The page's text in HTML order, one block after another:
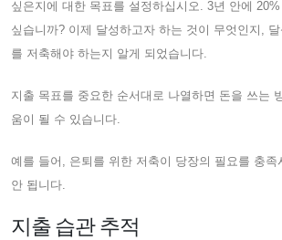
싶은지에 대한 목표를 설정하십시오. 3년 안에
싶습니까? 이제 달성하고자 하는 것이 무엇인지,
를 저축해야 하는지 알게 되었습니다.
지출 목표를 중요한 순서대로 나열하면 돈을 쓰는
움이 될 수 있습니다.
예를 들어, 은퇴를 위한 저축이 당장의 필요를 충족
안 됩니다.
지출 습관 추적